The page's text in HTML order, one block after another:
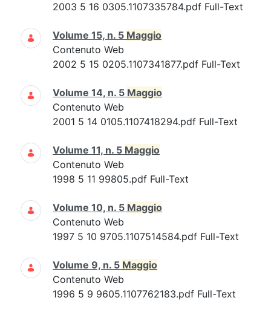
2003 5 16 0305.1107335784.pdf Full-Text
Volume 15, n. 5 Maggio
Contenuto Web
2002 5 15 0205.1107341877.pdf Full-Text
Volume 14, n. 5 Maggio
Contenuto Web
2001 5 14 0105.1107418294.pdf Full-Text
Volume 11, n. 5 Maggio
Contenuto Web
1998 5 11 99805.pdf Full-Text
Volume 10, n. 5 Maggio
Contenuto Web
1997 5 10 9705.1107514584.pdf Full-Text
Volume 9, n. 5 Maggio
Contenuto Web
1996 5 9 9605.1107762183.pdf Full-Text